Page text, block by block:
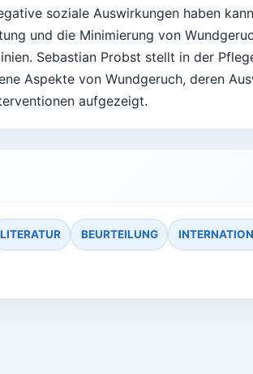
soziale Auswirkungen haben
und die Minimierung von
Sebastian Probst stellt in der
Aspekte von Wundgeruch, deren
aufgezeigt.
LITERATUR BEURTEILUNG